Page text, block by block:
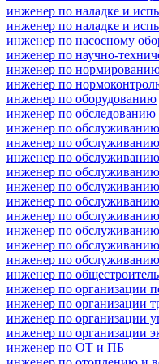
инженер по наладке и
инженер по наладке и
инженер по насосному
инженер по научно-
инженер по нормированию
инженер по
инженер по оборудованию
инженер по
инженер по обслуживанию
инженер по
инженер по обслуживанию
инженер по
инженер по
инженер по
инженер по
инженер по
инженер по
инженер по
инженер по
инженер по организации
инженер по организации
инженер по организации
инженер по организации
инженер по ОТ и ПБ